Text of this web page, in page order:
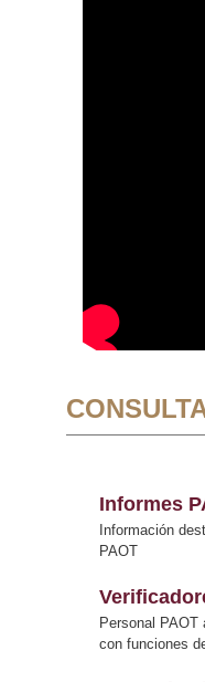
Informes
Información
PAOT
Personal PAOT
con funciones